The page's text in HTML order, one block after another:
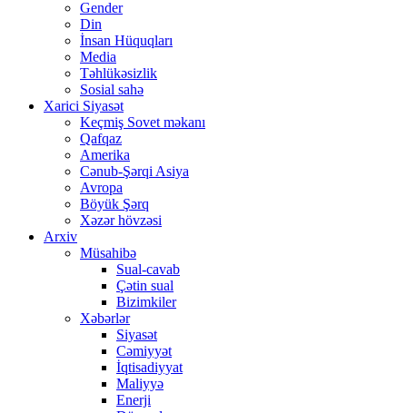
Gender
Din
İnsan Hüquqları
Media
Təhlükəsizlik
Sosial sahə
Xarici Siyasət
Keçmiş Sovet məkanı
Qafqaz
Amerika
Cənub-Şərqi Asiya
Avropa
Böyük Şərq
Xəzər hövzəsi
Arxiv
Müsahibə
Sual-cavab
Çətin sual
Bizimkiler
Xəbərlər
Siyasət
Cəmiyyət
İqtisadiyyat
Maliyyə
Enerji